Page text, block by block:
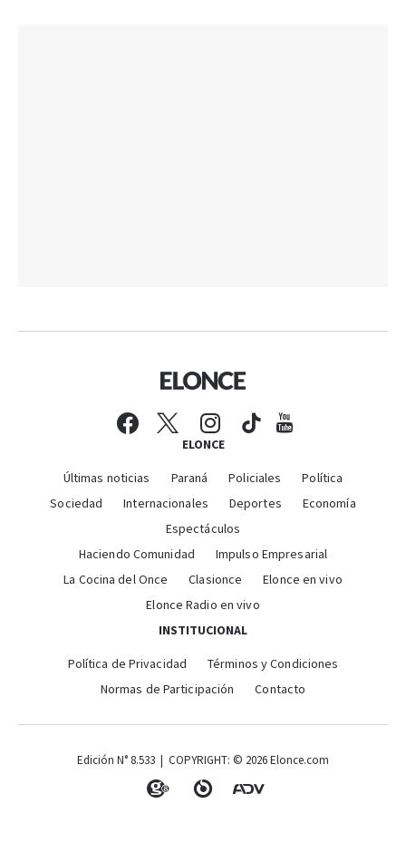
ELONCE
Últimas noticias Paraná Policiales
Política
Sociedad
Internacionales Deportes
Economía
Espectáculos
Haciendo Comunidad
Impulso Empresarial
La Cocina del Once
Clasionce
Elonce en vivo
Elonce Radio en vivo
INSTITUCIONAL
Política de Privacidad
Términos y Condiciones
Normas de Participación
Contacto
Edición N° 8.533 | COPYRIGHT: © 2026 Elonce.com